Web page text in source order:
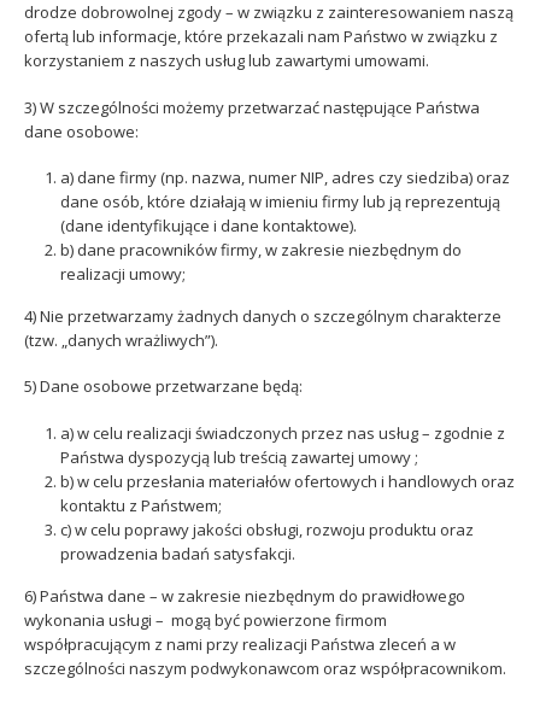
drodze dobrowolnej zgody – w związku z zainteresowaniem naszą
ofertą lub informacje, które przekazali nam Państwo w związku z
korzystaniem z naszych usług lub zawartymi umowami.
3) W szczególności możemy przetwarzać następujące Państwa
dane osobowe:
a) dane firmy (np. nazwa, numer NIP, adres czy siedziba) oraz
dane osób, które działają w imieniu firmy lub ją reprezentują
(dane identyfikujące i dane kontaktowe).
b) dane pracowników firmy, w zakresie niezbędnym do
realizacji umowy;
4) Nie przetwarzamy żadnych danych o szczególnym charakterze
(tzw. „danych wrażliwych”).
5) Dane osobowe przetwarzane będą:
a) w celu realizacji świadczonych przez nas usług – zgodnie z
Państwa dyspozycją lub treścią zawartej umowy ;
b) w celu przesłania materiałów ofertowych i handlowych oraz
kontaktu z Państwem;
c) w celu poprawy jakości obsługi, rozwoju produktu oraz
prowadzenia badań satysfakcji.
6) Państwa dane – w zakresie niezbędnym do prawidłowego
wykonania usługi – mogą być powierzone firmom
współpracującym z nami przy realizacji Państwa zleceń a w
szczególności naszym podwykonawcom oraz współpracownikom.